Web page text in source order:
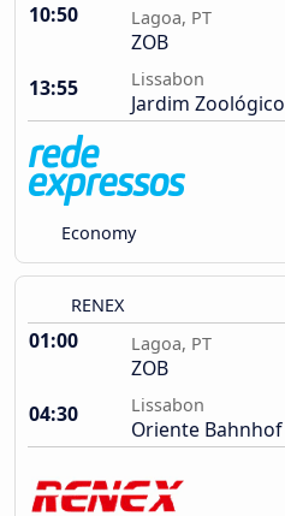
10:50 Lagoa, PT
ZOB
13:55
Lissabon
Jardim Zoológico
Economy
RENEX
01:00 Lagoa, PT
ZOB
04:30
Lissabon
Oriente Bahnhof